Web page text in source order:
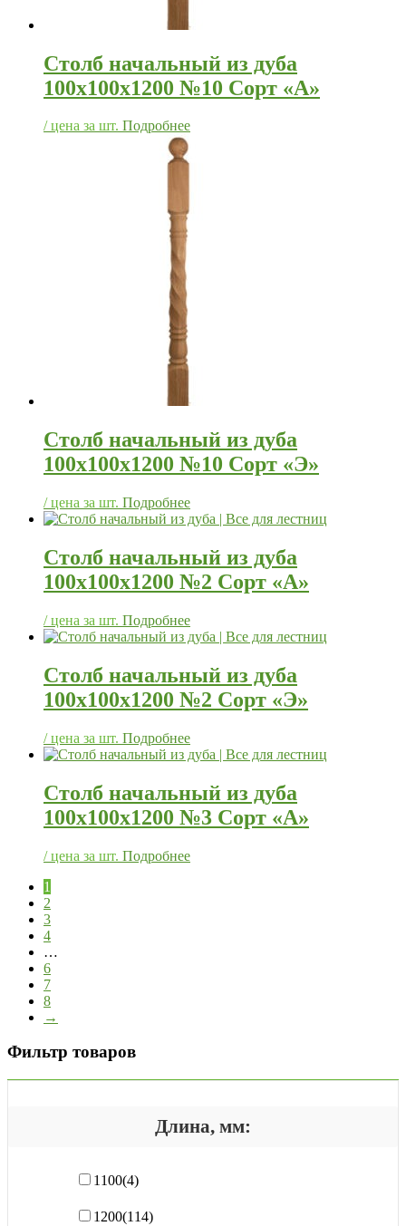
Столб начальный из дуба
100х100х1200 №10 Сорт «А»
/ цена за шт. Подробнее
Столб начальный из дуба
100х100х1200 №10 Сорт «Э»
/ цена за шт. Подробнее
Столб начальный из дуба
100х100х1200 №2 Сорт «А»
/ цена за шт. Подробнее
Столб начальный из дуба
100х100х1200 №2 Сорт «Э»
/ цена за шт. Подробнее
Столб начальный из дуба
100х100х1200 №3 Сорт «А»
/ цена за шт. Подробнее
1
2
3
4
…
6
7
8
→
Фильтр товаров
Длина, мм:
1100(4)
1200(114)